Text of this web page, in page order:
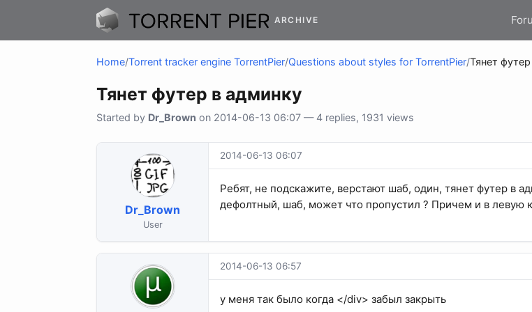
ARCHIVE
Home/Torrent tracker engine TorrentPier/Questions about styles for TorrentPier/Тянет
Тянет футер в админку
Started by Dr_Brown on 2014-06-13 06:07 — 4 replies, 1931 views
Dr_Brown
User
2014-06-13 06:07
Ребят, не подскажите, верстают шаб, один, тянет футер в
дефолтный, шаб, может что пропустил ? Причем и в левую
2014-06-13 06:57
у меня так было когда </div> забыл закрыть